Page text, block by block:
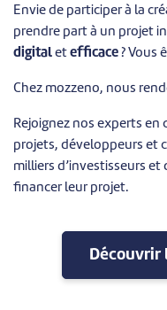
Envie de participer à la
prendre part à un projet
digital et efficace ? Vous
Chez mozzeno, nous
Rejoignez nos experts
projets, développeurs et
milliers d’investisseurs et
financer leur projet.
Découvrir